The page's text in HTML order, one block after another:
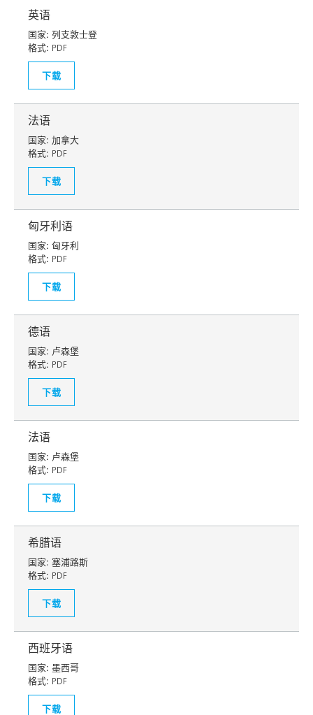
英语
国家: 列支敦士登
格式: PDF
下载
法语
国家: 加拿大
格式: PDF
下载
匈牙利语
国家: 匈牙利
格式: PDF
下载
德语
国家: 卢森堡
格式: PDF
下载
法语
国家: 卢森堡
格式: PDF
下载
希腊语
国家: 塞浦路斯
格式: PDF
下载
西班牙语
国家: 墨西哥
格式: PDF
下载